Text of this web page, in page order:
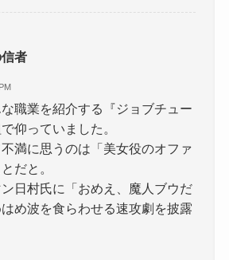
者
職業を紹介する『ジョブチュー
仰っていました。
満に思うのは「美女役のオファ
だと。
日村氏に「おめえ、魔人ブウだ
め波を食らわせる速攻劇を披露